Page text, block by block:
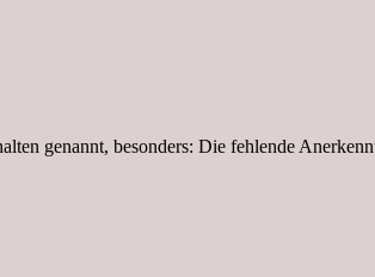
genannt, besonders: Die fehlende